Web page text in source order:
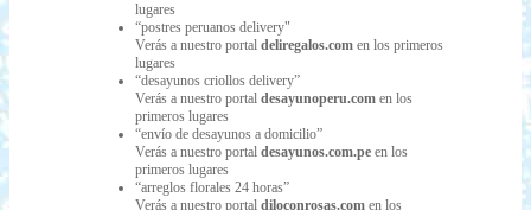
lugares
“postres peruanos delivery"
Verás a nuestro portal deliregalos.com en los primeros
lugares
“desayunos criollos delivery”
Verás a nuestro portal desayunoperu.com en los
primeros lugares
“envío de desayunos a domicilio”
Verás a nuestro portal desayunos.com.pe en los
primeros lugares
“arreglos florales 24 horas”
Verás a nuestro portal diloconrosas.com en los